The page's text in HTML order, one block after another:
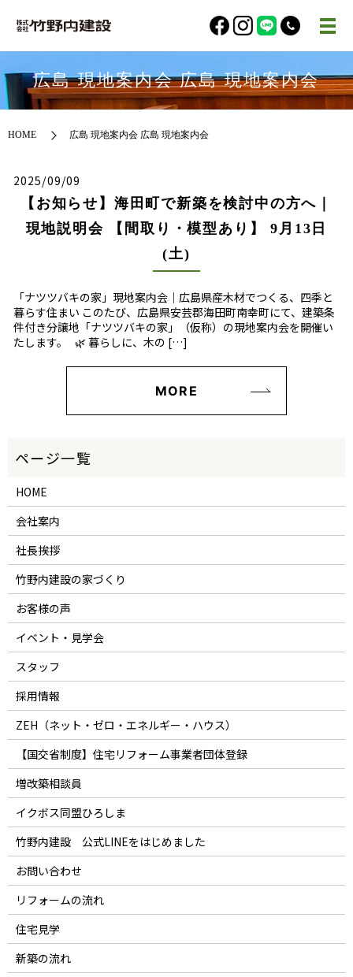
広島 現地案内会 広島 現地案内会
HOME 広島 現地案内会 広島 現地案内会
2025/09/09
【お知らせ】海田町で新築を検討中の方へ｜
現地説明会 【間取り・模型あり】 9月13日
(土)
「ナツツバキの家」現地案内会｜広島県産木材でつくる、四季と
暮らす住まい このたび、広島県安芸郡海田町南幸町にて、建築条
件付き分譲地「ナツツバキの家」（仮称）の現地案内会を開催い
たします。 🌿 暮らしに、木の […]
MORE
HOME
会社案内
社長挨拶
竹野内建設の家づくり
お客様の声
イベント・見学会
スタッフ
採用情報
ZEH（ネット・ゼロ・エネルギー・ハウス）
【国交省制度】住宅リフォーム事業者団体登録
増改築相談員
イクボス同盟ひろしま
竹野内建設 公式LINEをはじめました
お問い合わせ
リフォームの流れ
住宅見学
新築の流れ